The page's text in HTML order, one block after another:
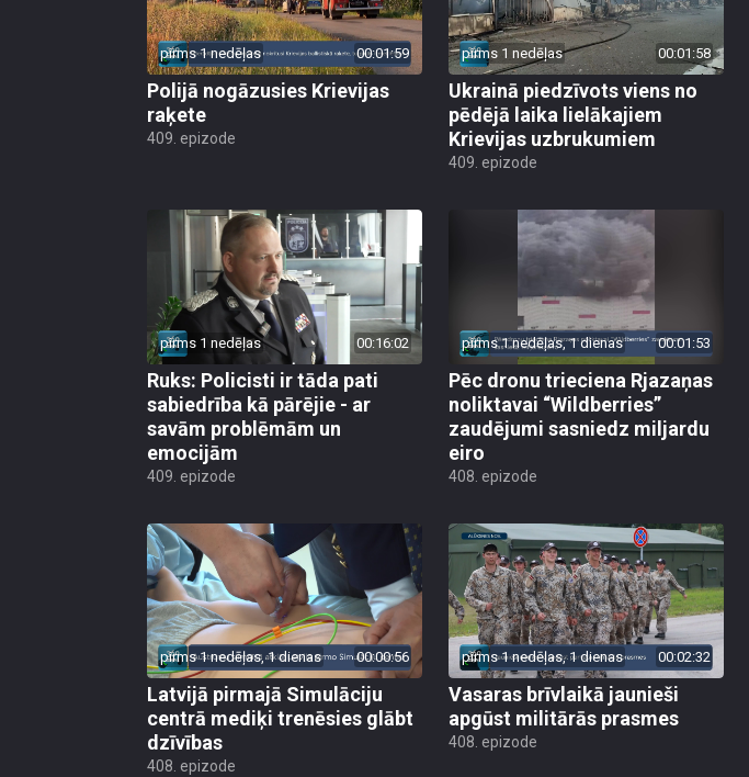
pirms 1 nedēļas 00:01:59
Polijā nogāzusies Krievijas
raķete
409. epizode
pirms 1 nedēļas 00:01:58
Ukrainā piedzīvots viens no
pēdējā laika lielākajiem
Krievijas uzbrukumiem
409. epizode
pirms 1 nedēļas 00:16:02
Ruks: Policisti ir tāda pati
sabiedrība kā pārējie - ar
savām problēmām un
emocijām
409. epizode
pirms 1 nedēļas, 1 dienas 00:01:53
Pēc dronu trieciena Rjazaņas
noliktavai “Wildberries”
zaudējumi sasniedz miljardu
eiro
408. epizode
pirms 1 nedēļas, 1 dienas 00:00:56
Latvijā pirmajā Simulāciju
centrā mediķi trenēsies glābt
dzīvības
408. epizode
pirms 1 nedēļas, 1 dienas 00:02:32
Vasaras brīvlaikā jaunieši
apgūst militārās prasmes
408. epizode